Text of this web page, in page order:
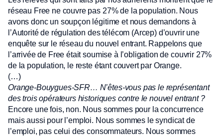
réseau Free ne couvre pas 27% de la population. Nous
avons donc un soupçon légitime et nous demandons à
l’Autorité de régulation des télécom (Arcep) d’ouvrir une
enquête sur le réseau du nouvel entrant. Rappelons que
l’arrivée de Free était soumise à l’obligation de couvrir 27%
de la population, le reste étant couvert par Orange.
(…)
Orange-Bouygues-SFR… N’êtes-vous pas le représentant
des trois opérateurs historiques contre le nouvel entrant ?
Encore une fois, non. Nous sommes pour la concurrence
mais aussi pour l’emploi. Nous sommes le syndicat de
l’emploi, pas celui des consommateurs. Nous sommes